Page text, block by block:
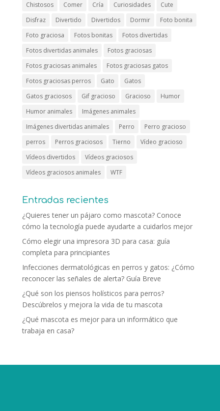
Chistosos
Comer Cría Curiosidades
Cute
Disfraz
Divertido Divertidos Dormir
Foto bonita
Foto graciosa
Fotos bonitas
Fotos divertidas
Fotos divertidas animales
Fotos graciosas
Fotos graciosas animales
Fotos graciosas gatos
Fotos graciosas perros
Gato
Gatos
Gatos graciosos
Gif gracioso Gracioso
Humor
Humor animales
Imágenes animales
Imágenes divertidas animales
Perro
Perro gracioso
perros
Perros graciosos Tierno
Vídeo gracioso
Vídeos divertidos
Vídeos graciosos
Vídeos graciosos animales
WTF
Entradas recientes
¿Quieres tener un pájaro como mascota? Conoce
cómo la tecnología puede ayudarte a cuidarlos mejor
Cómo elegir una impresora 3D para casa: guía
completa para principiantes
Infecciones dermatológicas en perros y gatos: ¿Cómo
reconocer las señales de alerta? Guía Breve
¿Qué son los piensos holísticos para perros?
Descúbrelos y mejora la vida de tu mascota
¿Qué mascota es mejor para un informático que
trabaja en casa?